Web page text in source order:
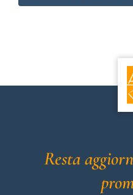
Resta